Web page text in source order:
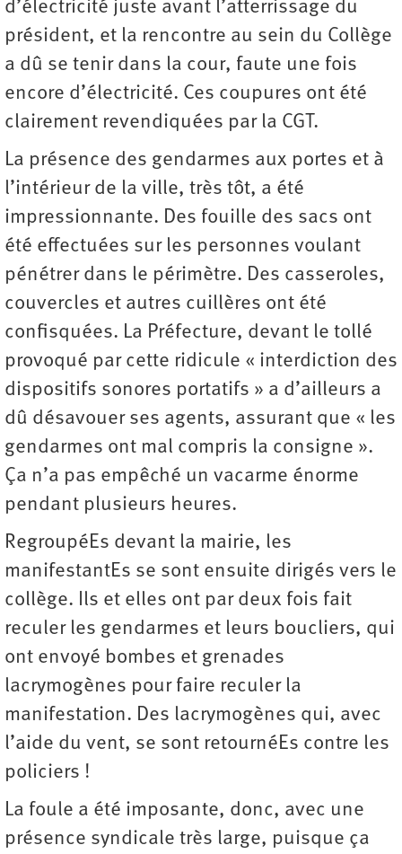
d’électricité juste avant l’atterrissage du
président, et la rencontre au sein du Collège
a dû se tenir dans la cour, faute une fois
encore d’électricité. Ces coupures ont été
clairement revendiquées par la CGT.
La présence des gendarmes aux portes et à
l’intérieur de la ville, très tôt, a été
impressionnante. Des fouille des sacs ont
été effectuées sur les personnes voulant
pénétrer dans le périmètre. Des casseroles,
couvercles et autres cuillères ont été
confisquées. La Préfecture, devant le tollé
provoqué par cette ridicule « interdiction des
dispositifs sonores portatifs » a d’ailleurs a
dû désavouer ses agents, assurant que « les
gendarmes ont mal compris la consigne ».
Ça n’a pas empêché un vacarme énorme
pendant plusieurs heures.
RegroupéEs devant la mairie, les
manifestantEs se sont ensuite dirigés vers le
collège. Ils et elles ont par deux fois fait
reculer les gendarmes et leurs boucliers, qui
ont envoyé bombes et grenades
lacrymogènes pour faire reculer la
manifestation. Des lacrymogènes qui, avec
l’aide du vent, se sont retournéEs contre les
policiers !
La foule a été imposante, donc, avec une
présence syndicale très large, puisque ça